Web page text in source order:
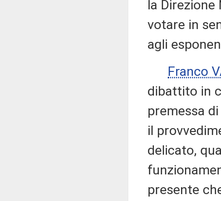
la
votare in
agli
Franco
dibattito in
premessa
il
delicato,
presente